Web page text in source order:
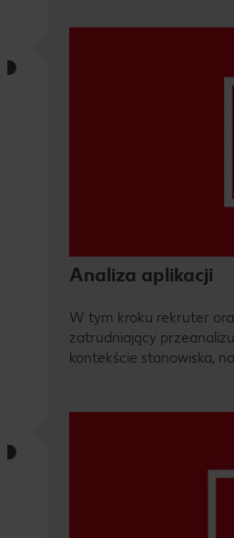
Analiza aplikacji
W tym kroku rekruter
zatrudniający
kontekście stanowiska,